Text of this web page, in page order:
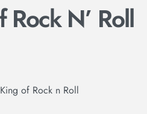
Rock N’ Roll
of Rock n Roll